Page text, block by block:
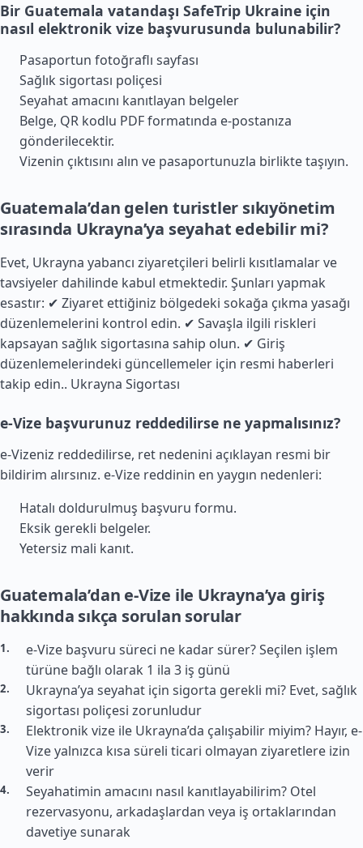
Bir Guatemala vatandaşı SafeTrip Ukraine için
nasıl elektronik vize başvurusunda bulunabilir?
Pasaportun fotoğraflı sayfası
Sağlık sigortası poliçesi
Seyahat amacını kanıtlayan belgeler
Belge, QR kodlu PDF formatında e-postanıza
gönderilecektir.
Vizenin çıktısını alın ve pasaportunuzla birlikte taşıyın.
Guatemala’dan gelen turistler sıkıyönetim
sırasında Ukrayna’ya seyahat edebilir mi?
Evet, Ukrayna yabancı ziyaretçileri belirli kısıtlamalar ve
tavsiyeler dahilinde kabul etmektedir. Şunları yapmak
esastır: ✔ Ziyaret ettiğiniz bölgedeki sokağa çıkma yasağı
düzenlemelerini kontrol edin. ✔ Savaşla ilgili riskleri
kapsayan sağlık sigortasına sahip olun. ✔ Giriş
düzenlemelerindeki güncellemeler için resmi haberleri
takip edin.. Ukrayna Sigortası
e-Vize başvurunuz reddedilirse ne yapmalısınız?
e-Vizeniz reddedilirse, ret nedenini açıklayan resmi bir
bildirim alırsınız. e-Vize reddinin en yaygın nedenleri:
Hatalı doldurulmuş başvuru formu.
Eksik gerekli belgeler.
Yetersiz mali kanıt.
Guatemala’dan e-Vize ile Ukrayna’ya giriş
hakkında sıkça sorulan sorular
e-Vize başvuru süreci ne kadar sürer? Seçilen işlem
türüne bağlı olarak 1 ila 3 iş günü
Ukrayna’ya seyahat için sigorta gerekli mi? Evet, sağlık
sigortası poliçesi zorunludur
Elektronik vize ile Ukrayna’da çalışabilir miyim? Hayır, e-
Vize yalnızca kısa süreli ticari olmayan ziyaretlere izin
verir
Seyahatimin amacını nasıl kanıtlayabilirim? Otel
rezervasyonu, arkadaşlardan veya iş ortaklarından
davetiye sunarak